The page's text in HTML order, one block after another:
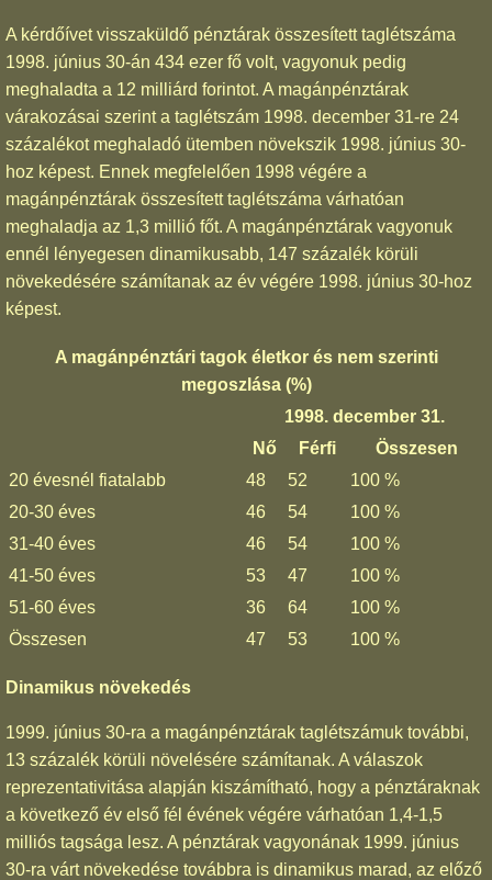
A kérdőívet visszaküldő pénztárak összesített taglétszáma
1998. június 30-án 434 ezer fő volt, vagyonuk pedig
meghaladta a 12 milliárd forintot. A magánpénztárak
várakozásai szerint a taglétszám 1998. december 31-re 24
százalékot meghaladó ütemben növekszik 1998. június 30-
hoz képest. Ennek megfelelően 1998 végére a
magánpénztárak összesített taglétszáma várhatóan
meghaladja az 1,3 millió főt. A magánpénztárak vagyonuk
ennél lényegesen dinamikusabb, 147 százalék körüli
növekedésére számítanak az év végére 1998. június 30-hoz
képest.
A magánpénztári tagok életkor és nem szerinti
megoszlása (%)
1998. december 31.
Nő
Férfi
Összesen
20 évesnél fiatalabb
48 52
100 %
20-30 éves
46 54
100 %
31-40 éves
46 54
100 %
41-50 éves
53 47
100 %
51-60 éves
36 64
100 %
Összesen
47 53 100 %
Dinamikus növekedés
1999. június 30-ra a magánpénztárak taglétszámuk további,
13 százalék körüli növelésére számítanak. A válaszok
reprezentativitása alapján kiszámítható, hogy a pénztáraknak
a következő év első fél évének végére várhatóan 1,4-1,5
milliós tagsága lesz. A pénztárak vagyonának 1999. június
30-ra várt növekedése továbbra is dinamikus marad, az előző